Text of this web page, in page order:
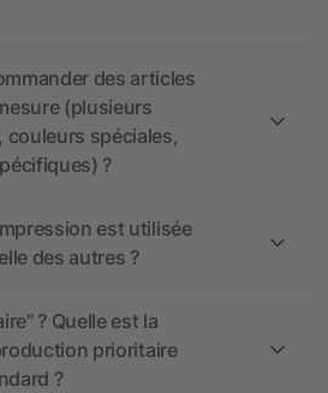
des articles
(plusieurs
couleurs spéciales,
?
est utilisée
des autres ?
? Quelle est la
prioritaire
?